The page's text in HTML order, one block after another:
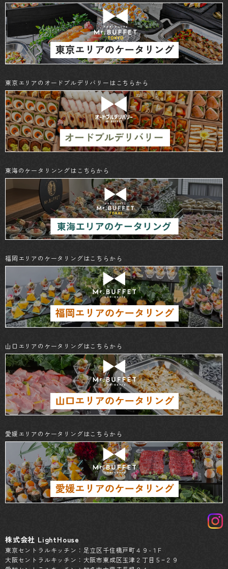
東京エリアのオードブルデリバリーはこちらから
東海のケータリンングはこちらから
福岡エリアのケータリングはこちらから
山口エリアのケータリングはこちらから
愛媛エリアのケータリングはこちらから
株式会社 LightHouse
東京セントラルキッチン：足立区千住橋戸町４９-１F
大阪セントラルキッチン：大阪市東成区玉津２丁目５−２９